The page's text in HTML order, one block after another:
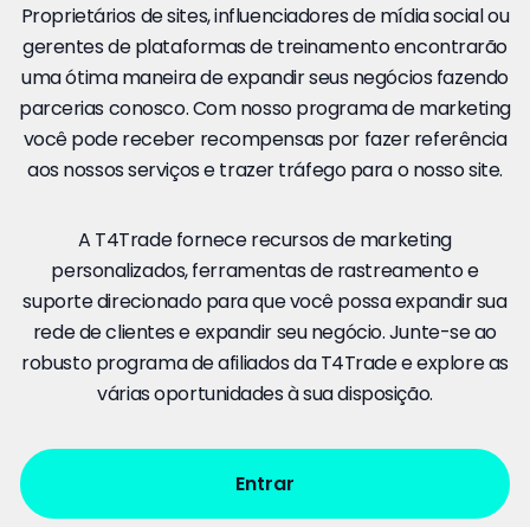
Proprietários de sites, influenciadores de mídia social ou
gerentes de plataformas de treinamento encontrarão
uma ótima maneira de expandir seus negócios fazendo
parcerias conosco. Com nosso programa de marketing
você pode receber recompensas por fazer referência
aos nossos serviços e trazer tráfego para o nosso site.
A T4Trade fornece recursos de marketing
personalizados, ferramentas de rastreamento e
suporte direcionado para que você possa expandir sua
rede de clientes e expandir seu negócio. Junte-se ao
robusto programa de afiliados da T4Trade e explore as
várias oportunidades à sua disposição.
Entrar